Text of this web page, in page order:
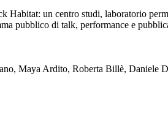
Habitat: un centro studi, laboratorio
pubblico di talk, performance e
Maya Ardito, Roberta Billè,